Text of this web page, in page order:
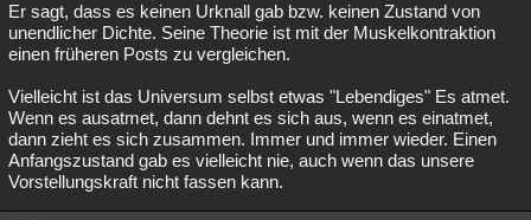
Er sagt, dass es keinen Urknall gab bzw. keinen Zustand von
unendlicher Dichte. Seine Theorie ist mit der Muskelkontraktion
einen früheren Posts zu vergleichen.
Vielleicht ist das Universum selbst etwas "Lebendiges" Es atmet.
Wenn es ausatmet, dann dehnt es sich aus, wenn es einatmet,
dann zieht es sich zusammen. Immer und immer wieder. Einen
Anfangszustand gab es vielleicht nie, auch wenn das unsere
Vorstellungskraft nicht fassen kann.